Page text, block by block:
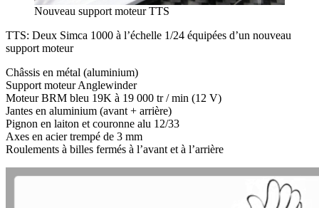
Nouveau support moteur TTS
TTS: Deux Simca 1000 à l’échelle 1/24 équipées d’un nouveau
support moteur
Châssis en métal (aluminium)
Support moteur Anglewinder
Moteur BRM bleu 19K à 19 000 tr / min (12 V)
Jantes en aluminium (avant + arrière)
Pignon en laiton et couronne alu 12/33
Axes en acier trempé de 3 mm
Roulements à billes fermés à l’avant et à l’arrière